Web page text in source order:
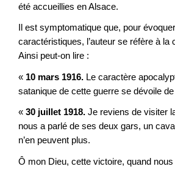
été accueillies en Alsace.
Il est symptomatique que, pour
caractéristiques, l’auteur se réfère à la
Ainsi peut-on lire :
« 10 mars 1916. Le caractère
satanique de cette guerre se dévoile
« 30 juillet 1918. Je reviens de visiter
nous a parlé de ses deux gars, un
n’en peuvent plus.
Ô mon Dieu, cette victoire, quand nous